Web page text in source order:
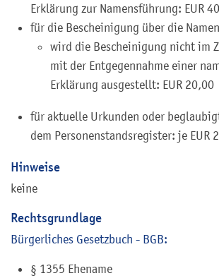
Erklärung zur Namensführung: EUR
für die Bescheinigung über die
wird die Bescheinigung nicht im
mit der Entgegennahme einer
Erklärung ausgestellt: EUR 20,00
für aktuelle Urkunden oder
dem Personenstandsregister: je EUR
Hinweise
keine
Rechtsgrundlage
Bürgerliches Gesetzbuch - BGB:
§ 1355 Ehename